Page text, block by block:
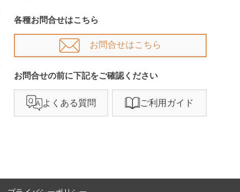
各種お問合せはこちら
お問合せはこちら
お問合せの前に下記をご確認ください​
よくある質問 ご利用ガイド